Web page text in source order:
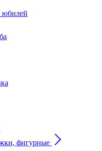
юбилей
фигурные